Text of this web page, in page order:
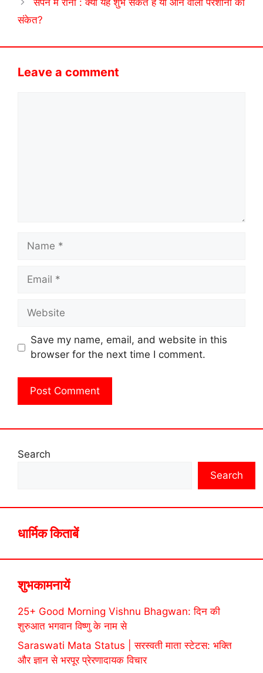
सपने में रोना : क्या यह शुभ संकेत है या आने वाली परेशानी का
संकेत?
Leave a comment
Name
Email
Website
Save my name, email, and website in this
browser for the next time I comment.
Search
Search
धार्मिक किताबें
शुभकामनायें
25+ Good Morning Vishnu Bhagwan: दिन की
शुरुआत भगवान विष्णु के नाम से
Saraswati Mata Status | सरस्वती माता स्टेटस: भक्ति
और ज्ञान से भरपूर प्रेरणादायक विचार